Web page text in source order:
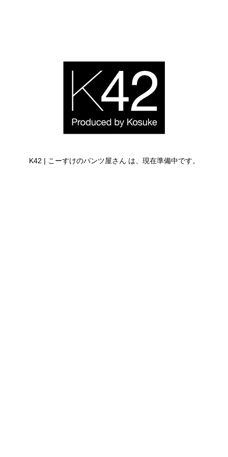
K42 | こーすけのパンツ屋さん は、現在準備中です。